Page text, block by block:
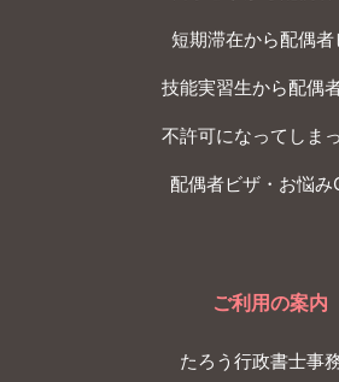
短期滞在から配偶者
技能実習生から配偶
不許可になってしま
配偶者ビザ・お悩み
ご利用の案内
たろう行政書士事